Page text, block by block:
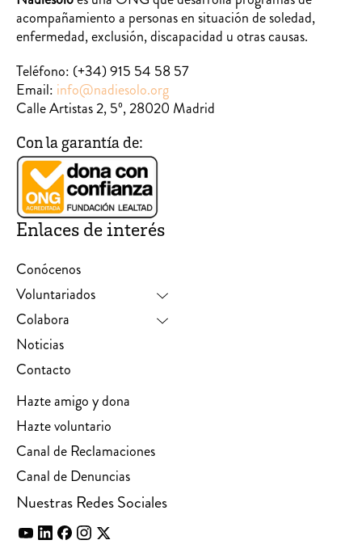
acompañamiento a personas en situación de soledad,
enfermedad, exclusión, discapacidad u otras causas.
Teléfono: (+34) 915 54 58 57
Email: info@nadiesolo.org
Calle Artistas 2, 5º, 28020 Madrid
Con la garantía de:
Enlaces de interés
Conócenos
Voluntariados
Colabora
Noticias
Contacto
Hazte amigo y dona
Hazte voluntario
Canal de Reclamaciones
Canal de Denuncias
Nuestras Redes Sociales